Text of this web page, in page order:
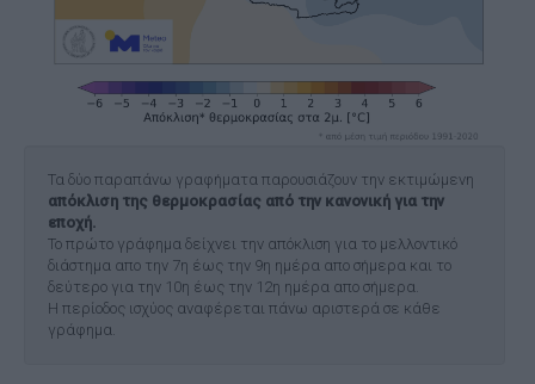
Τα δύο παραπάνω γραφήματα παρουσιάζουν την εκτιμώμενη
απόκλιση της θερμοκρασίας από την κανονική για την
εποχή.
Το πρώτο γράφημα δείχνει την απόκλιση για το μελλοντικό
διάστημα απο την 7η έως την 9η ημέρα απο σήμερα και το
δεύτερο για την 10η έως την 12η ημέρα απο σήμερα.
Η περίοδος ισχύος αναφέρεται πάνω αριστερά σε κάθε
γράφημα.